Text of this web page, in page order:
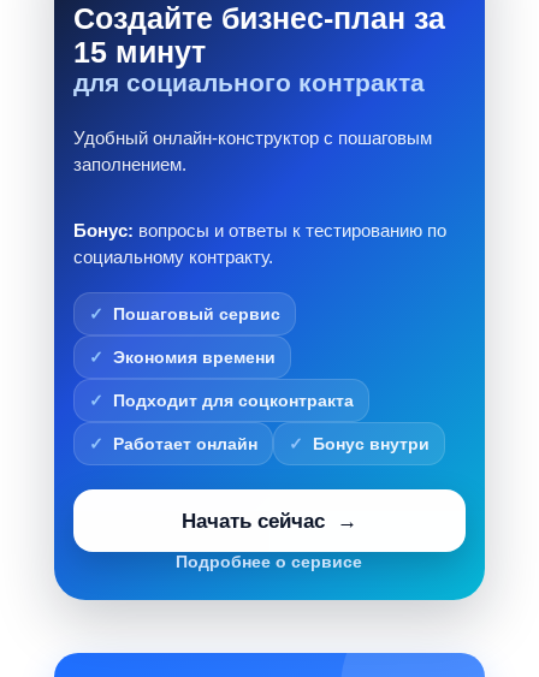
Создайте бизнес-план за
15 минут
для социального контракта
Удобный онлайн-конструктор с пошаговым
заполнением.
Бонус: вопросы и ответы к тестированию по
социальному контракту.
Пошаговый сервис
Экономия времени
Подходит для соцконтракта
Работает онлайн Бонус внутри
Начать сейчас
Подробнее о сервисе